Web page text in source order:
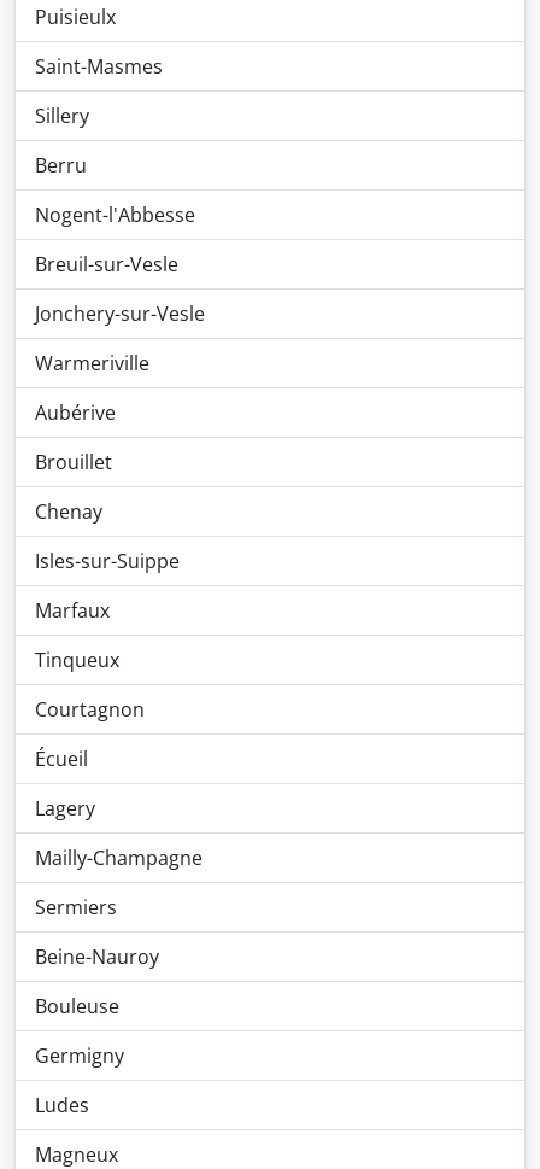
Puisieulx
Saint-Masmes
Sillery
Berru
Nogent-l'Abbesse
Breuil-sur-Vesle
Jonchery-sur-Vesle
Warmeriville
Aubérive
Brouillet
Chenay
Isles-sur-Suippe
Marfaux
Tinqueux
Courtagnon
Écueil
Lagery
Mailly-Champagne
Sermiers
Beine-Nauroy
Bouleuse
Germigny
Ludes
Magneux